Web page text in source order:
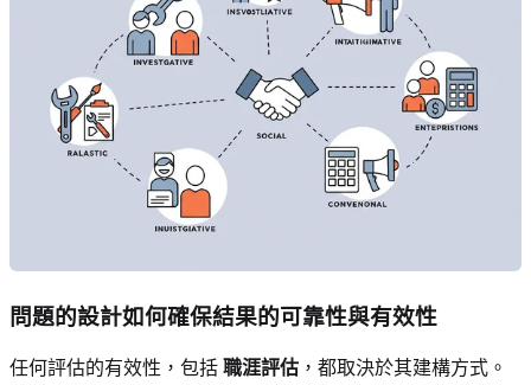
問題的設計如何確保結果的可靠性與有效性
任何評估的有效性，包括 職涯評估 ，都取決於其建構方式。